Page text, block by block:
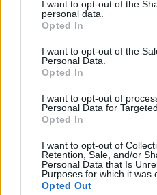
I want to opt-out of the
personal data.
Opted In
I want to opt-out of the
Personal Data.
Opted In
I want to opt-out of
Personal Data for
Opted In
I want to opt-out of
Retention, Sale, and/or
Personal Data that Is
Purposes for which it was
Opted Out
külföld
munka
külföldi nyelvtanulás